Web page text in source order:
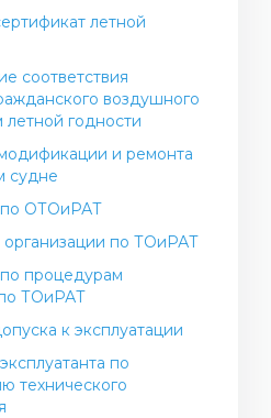
грузов по воздуху на
судах
пассажиров
летной
соответствия
воздушного
годности
и ремонта
судне
по ОТОиРАТ
по ТОиРАТ
процедурам
ТОиРАТ
к эксплуатации
по
технического